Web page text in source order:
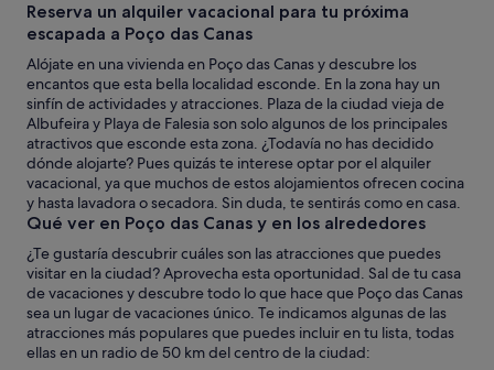
Reserva un alquiler vacacional para tu próxima
escapada a Poço das Canas
Alójate en una vivienda en Poço das Canas y descubre los
encantos que esta bella localidad esconde. En la zona hay un
sinfín de actividades y atracciones. Plaza de la ciudad vieja de
Albufeira y Playa de Falesia son solo algunos de los principales
atractivos que esconde esta zona. ¿Todavía no has decidido
dónde alojarte? Pues quizás te interese optar por el alquiler
vacacional, ya que muchos de estos alojamientos ofrecen cocina
y hasta lavadora o secadora. Sin duda, te sentirás como en casa.
Qué ver en Poço das Canas y en los alrededores
¿Te gustaría descubrir cuáles son las atracciones que puedes
visitar en la ciudad? Aprovecha esta oportunidad. Sal de tu casa
de vacaciones y descubre todo lo que hace que Poço das Canas
sea un lugar de vacaciones único. Te indicamos algunas de las
atracciones más populares que puedes incluir en tu lista, todas
ellas en un radio de 50 km del centro de la ciudad: